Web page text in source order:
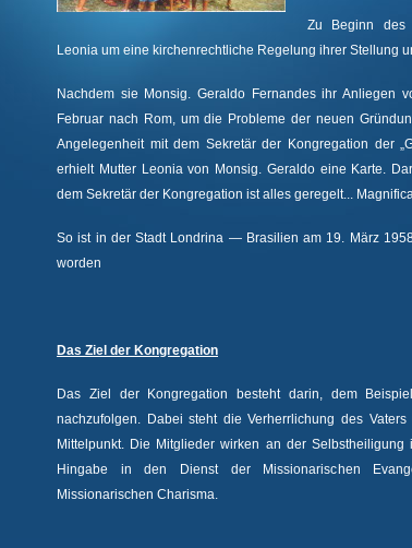
Zu Beginn des
Leonia um eine kirchenrechtliche Regelung ihrer Stellung
Nachdem sie Monsig. Geraldo Fernandes ihr Anliegen
Februar nach Rom, um die Probleme der neuen
Angelegenheit mit dem Sekretär der Kongregation der
erhielt Mutter Leonia von Monsig. Geraldo eine Karte.
dem Sekretär der Kongregation ist alles geregelt...
So ist in der Stadt Londrina — Brasilien am 19. März
worden
Das Ziel der Kongregation
Das Ziel der Kongregation besteht darin, dem
nachzufolgen. Dabei steht die Verherrlichung des
Mittelpunkt. Die Mitglieder wirken an der
Hingabe in den Dienst der Missionarischen
Missionarischen Charisma.